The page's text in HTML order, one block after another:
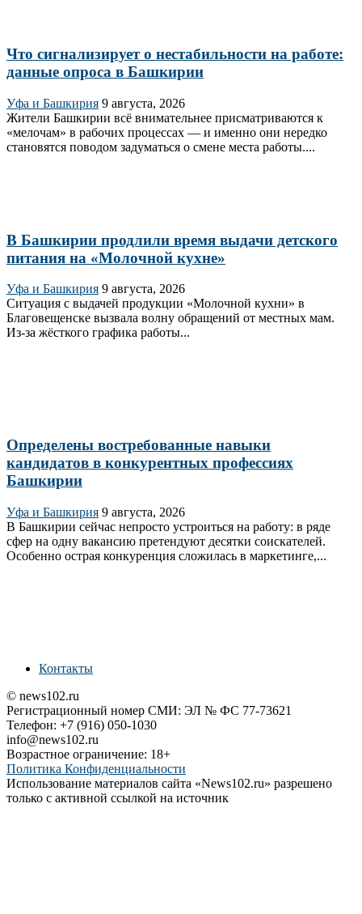
Что сигнализирует о нестабильности на работе:
данные опроса в Башкирии
Уфа и Башкирия 9 августа, 2026
Жители Башкирии всё внимательнее присматриваются к
«мелочам» в рабочих процессах — и именно они нередко
становятся поводом задуматься о смене места работы....
В Башкирии продлили время выдачи детского
питания на «Молочной кухне»
Уфа и Башкирия 9 августа, 2026
Ситуация с выдачей продукции «Молочной кухни» в
Благовещенске вызвала волну обращений от местных мам.
Из‑за жёсткого графика работы...
Определены востребованные навыки
кандидатов в конкурентных профессиях
Башкирии
Уфа и Башкирия 9 августа, 2026
В Башкирии сейчас непросто устроиться на работу: в ряде
сфер на одну вакансию претендуют десятки соискателей.
Особенно острая конкуренция сложилась в маркетинге,...
Контакты
© news102.ru
Регистрационный номер СМИ: ЭЛ № ФС 77-73621
Телефон: +7 (916) 050-1030
info@news102.ru
Возрастное ограничение: 18+
Политика Конфиденциальности
Использование материалов сайта «News102.ru» разрешено
только с активной ссылкой на источник